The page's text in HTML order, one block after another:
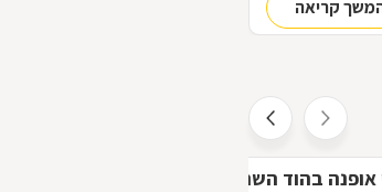
קריאה
בהוד השרון